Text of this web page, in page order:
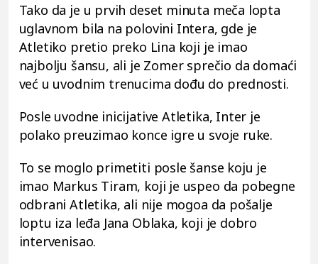
Tako da je u prvih deset minuta meča lopta
uglavnom bila na polovini Intera, gde je
Atletiko pretio preko Lina koji je imao
najbolju šansu, ali je Zomer sprečio da domaći
već u uvodnim trenucima dođu do prednosti.
Posle uvodne inicijative Atletika, Inter je
polako preuzimao konce igre u svoje ruke.
To se moglo primetiti posle šanse koju je
imao Markus Tiram, koji je uspeo da pobegne
odbrani Atletika, ali nije mogoa da pošalje
loptu iza leđa Jana Oblaka, koji je dobro
intervenisao.